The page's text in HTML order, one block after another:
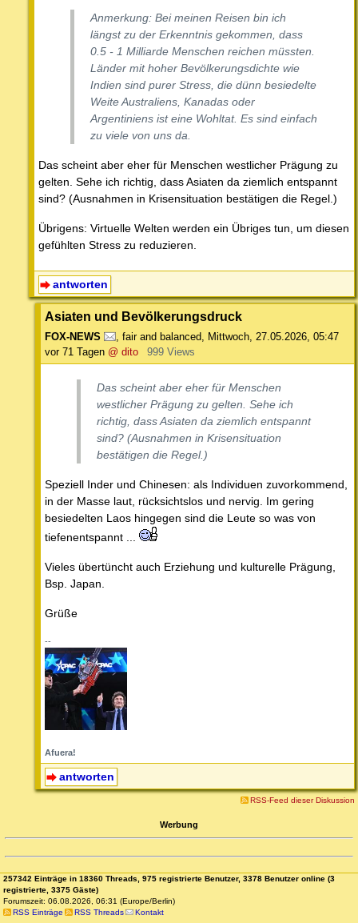
Anmerkung: Bei meinen Reisen bin ich
längst zu der Erkenntnis gekommen, dass
0.5 - 1 Milliarde Menschen reichen müssten.
Länder mit hoher Bevölkerungsdichte wie
Indien sind purer Stress, die dünn besiedelte
Weite Australiens, Kanadas oder
Argentiniens ist eine Wohltat. Es sind einfach
zu viele von uns da.
Das scheint aber eher für Menschen westlicher Prägung zu
gelten. Sehe ich richtig, dass Asiaten da ziemlich entspannt
sind? (Ausnahmen in Krisensituation bestätigen die Regel.)
Übrigens: Virtuelle Welten werden ein Übriges tun, um diesen
gefühlten Stress zu reduzieren.
antworten
Asiaten und Bevölkerungsdruck
FOX-NEWS fair and balanced
Mittwoch, 27.05.2026, 05:47
vor 71 Tagen @ dito 999 Views
Das scheint aber eher für Menschen
westlicher Prägung zu gelten. Sehe ich
richtig, dass Asiaten da ziemlich entspannt
sind? (Ausnahmen in Krisensituation
bestätigen die Regel.)
Speziell Inder und Chinesen: als Individuen zuvorkommend,
in der Masse laut, rücksichtslos und nervig. Im gering
besiedelten Laos hingegen sind die Leute so was von
tiefenentspannt ...
Vieles übertüncht auch Erziehung und kulturelle Prägung,
Bsp. Japan.
Grüße
--
Afuera!
antworten
RSS-Feed dieser Diskussion
Werbung
257342 Einträge in 18360 Threads, 975 registrierte Benutzer, 3378 Benutzer online (3
registrierte, 3375 Gäste)
Forumszeit: 06.08.2026, 06:31 (Europe/Berlin)
RSS Einträge
RSS Threads Kontakt